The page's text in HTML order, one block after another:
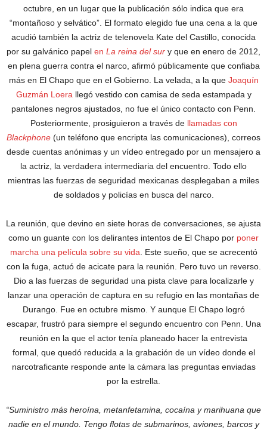
octubre, en un lugar que la publicación sólo indica que era
“montañoso y selvático”. El formato elegido fue una cena a la que
acudió también la actriz de telenovela Kate del Castillo, conocida
por su galvánico papel en La reina del sur y que en enero de 2012,
en plena guerra contra el narco, afirmó públicamente que confiaba
más en El Chapo que en el Gobierno. La velada, a la que Joaquín
Guzmán Loera llegó vestido con camisa de seda estampada y
pantalones negros ajustados, no fue el único contacto con Penn.
Posteriormente, prosiguieron a través de llamadas con
Blackphone (un teléfono que encripta las comunicaciones), correos
desde cuentas anónimas y un vídeo entregado por un mensajero a
la actriz, la verdadera intermediaria del encuentro. Todo ello
mientras las fuerzas de seguridad mexicanas desplegaban a miles
de soldados y policías en busca del narco.
La reunión, que devino en siete horas de conversaciones, se ajusta
como un guante con los delirantes intentos de El Chapo por poner
marcha una película sobre su vida . Este sueño, que se acrecentó
con la fuga, actuó de acicate para la reunión. Pero tuvo un reverso.
Dio a las fuerzas de seguridad una pista clave para localizarle y
lanzar una operación de captura en su refugio en las montañas de
Durango. Fue en octubre mismo. Y aunque El Chapo logró
escapar, frustró para siempre el segundo encuentro con Penn. Una
reunión en la que el actor tenía planeado hacer la entrevista
formal, que quedó reducida a la grabación de un vídeo donde el
narcotraficante responde ante la cámara las preguntas enviadas
por la estrella.
“Suministro más heroína, metanfetamina, cocaína y marihuana que
nadie en el mundo. Tengo flotas de submarinos, aviones, barcos y